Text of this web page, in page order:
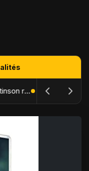
The Batman : Part II – Robert Pattinson replonge dans les ténèbres de Gotham dès octobre 2027